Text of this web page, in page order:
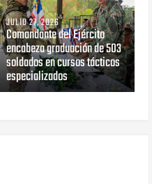
JULIO 27, 2026
Comandante del Ejército
encabeza graduación de 503
soldados en cursos tácticos
especializados